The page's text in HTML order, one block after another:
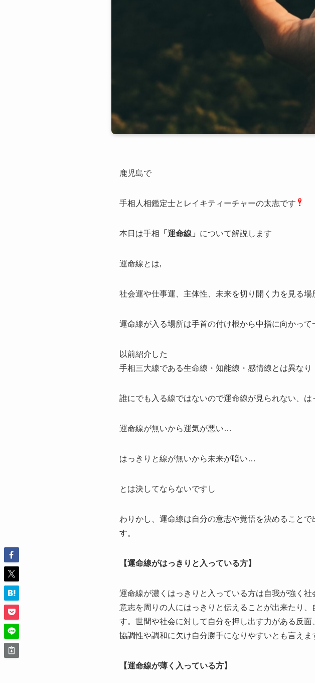
鹿児島で
手相人相鑑定士とレイキティーチャーの太志です
本日は手相 「運命線」 について解説します
運命線とは,
社会運や仕事運、主体性、未来を切り開く力を見る場
運命線が入る場所は手首の付け根から中指に向かっ
以前紹介した
手相三大線である生命線・知能線・感情線とは異なり
誰にでも入る線ではないので運命線が見られない、は
運命線が無いから運気が悪い…
はっきりと線が無いから未来が暗い…
とは決してならないですし
わりかし、運命線は自分の意志や覚悟を決めること
す。
【運命線がはっきりと入っている方】
運命線が濃くはっきりと入っている方は自我が強く
意志を周りの人にはっきりと伝えることが出来たり
す。世間や社会に対して自分を押し出す力がある反
協調性や調和に欠け自分勝手になりやすいとも言えま
【運命線が薄く入っている方】